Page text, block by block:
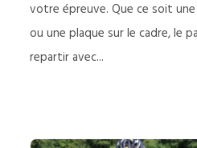
votre épreuve. Que ce soit
ou une plaque sur le cadre, le
repartir avec...